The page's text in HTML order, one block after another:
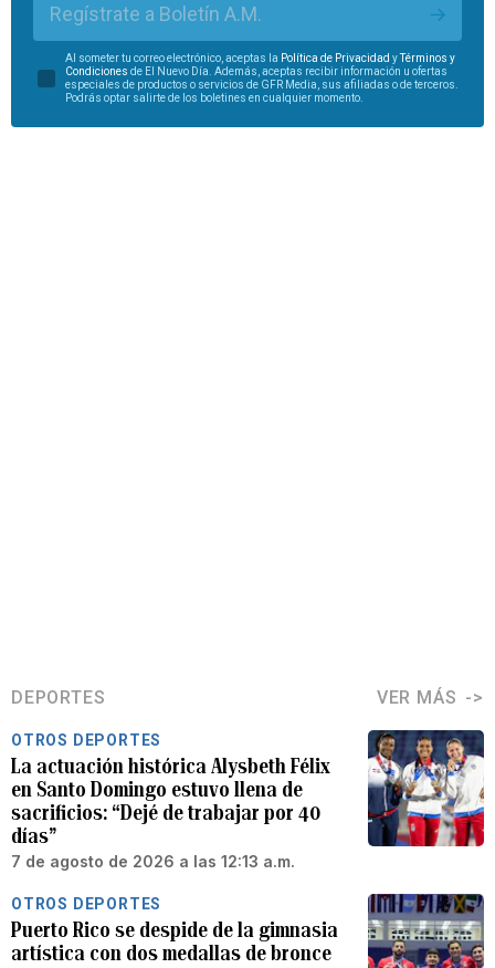
Regístrate a Boletín A.M.
Al someter tu correo electrónico, aceptas la Política de Privacidad yTérminos y
Condiciones de El Nuevo Día. Además, aceptas recibir información u ofertas
especiales de productos o servicios de GFR Media, sus afiliadas o de terceros.
Podrás optar salirte de los boletines en cualquier momento.
DEPORTES VER MÁS
OTROS DEPORTES
La actuación histórica Alysbeth Félix
en Santo Domingo estuvo llena de
sacrificios: “Dejé de trabajar por 40
días”
7 de agosto de 2026 a las 12:13 a.m.
OTROS DEPORTES
Puerto Rico se despide de la gimnasia
artística con dos medallas de bronce